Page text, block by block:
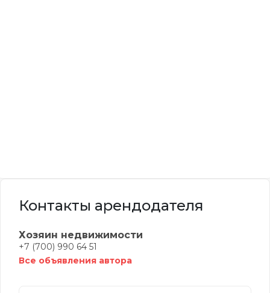
Контакты арендодателя
Хозяин недвижимости
+7 (700) 990 64 51
Все объявления автора